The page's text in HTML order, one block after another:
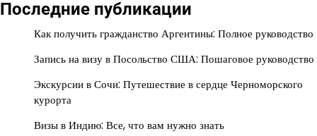
Последние публикации
Как получить гражданство Аргентины: Полное руководство
Запись на визу в Посольство США: Пошаговое руководство
Экскурсии в Сочи: Путешествие в сердце Черноморского
курорта
Визы в Индию: Все, что вам нужно знать